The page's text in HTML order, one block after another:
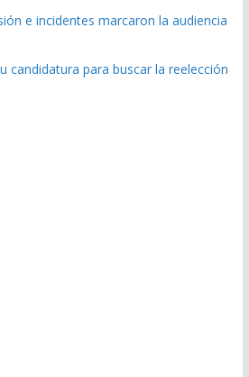
e incidentes marcaron la audiencia
candidatura para buscar la reelección